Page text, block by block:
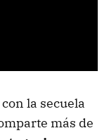
la secuela
más de